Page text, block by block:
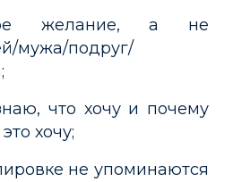
желание, а не
мужа/подруг/
что хочу и почему
хочу;
не упоминаются